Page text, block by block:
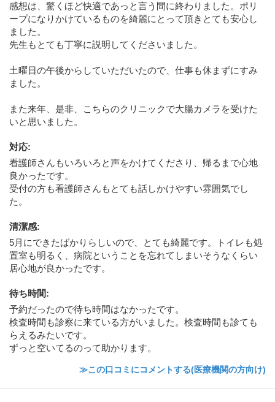
感想は、驚くほど快適であっと言う間に終わりました。ポリ
ープになりかけているものを綺麗にとって頂きとても安心し
ました。
先生もとても丁寧に説明してくださいました。
土曜日の午後からしていただいたので、仕事も休まずにすみ
ました。
また来年、是非、こちらのクリニックで大腸カメラを受けた
いと思いました。
対応:
看護師さんもいろいろと声をかけてくださり、帰るまで心地
良かったです。
受付の方も看護師さんもとても話しかけやすい雰囲気でし
た。
清潔感:
5月にできたばかりらしいので、とても綺麗です。トイレも処
置室も明るく、病院ということを忘れてしまいそうなくらい
居心地が良かったです。
待ち時間:
予約だったので待ち時間はなかったです。
検査時間も診察に来ている方がいました。検査時間も診ても
らえるみたいです。
ずっと空いてるのって助かります。
≫この口コミにコメントする(医療機関の方向け)